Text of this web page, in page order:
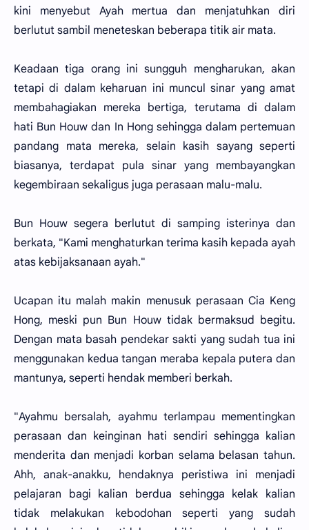
kini menyebut Ayah mertua dan menjatuhkan diri
berlutut sambil meneteskan beberapa titik air mata.
Keadaan tiga orang ini sungguh mengharukan, akan
tetapi di dalam keharuan ini muncul sinar yang amat
membahagiakan mereka bertiga, terutama di dalam
hati Bun Houw dan In Hong sehingga dalam pertemuan
pandang mata mereka, selain kasih sayang seperti
biasanya, terdapat pula sinar yang membayangkan
kegembiraan sekaligus juga perasaan malu-malu.
Bun Houw segera berlutut di samping isterinya dan
berkata, "Kami menghaturkan terima kasih kepada ayah
atas kebijaksanaan ayah."
Ucapan itu malah makin menusuk perasaan Cia Keng
Hong, meski pun Bun Houw tidak bermaksud begitu.
Dengan mata basah pendekar sakti yang sudah tua ini
menggunakan kedua tangan meraba kepala putera dan
mantunya, seperti hendak memberi berkah.
"Ayahmu bersalah, ayahmu terlampau mementingkan
perasaan dan keinginan hati sendiri sehingga kalian
menderita dan menjadi korban selama belasan tahun.
Ahh, anak-anakku, hendaknya peristiwa ini menjadi
pelajaran bagi kalian berdua sehingga kelak kalian
tidak melakukan kebodohan seperti yang sudah